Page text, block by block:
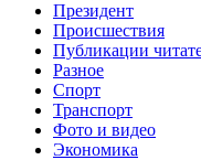
Президент
Происшествия
Публикации
Разное
Спорт
Транспорт
Фото и видео
Экономика